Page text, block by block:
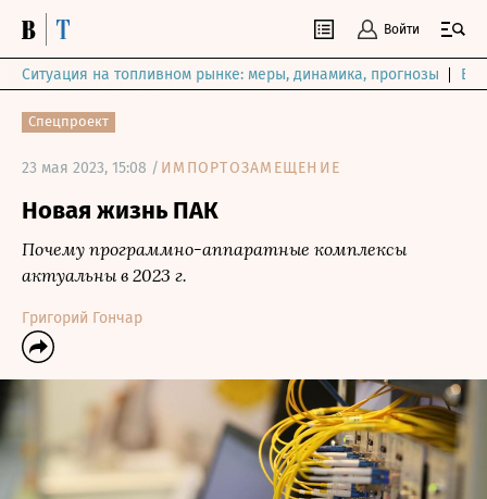
Войти
Ситуация на топливном рынке: меры, динамика, прогнозы
Спецпроект
23 мая 2023, 15:08 / ИМПОРТОЗАМЕЩЕНИЕ
Новая жизнь ПАК
Почему программно-аппаратные комплексы
актуальны в 2023 г.
Григорий Гончар